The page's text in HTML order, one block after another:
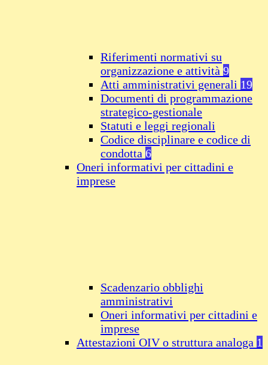
Riferimenti normativi su
organizzazione e attività 9
Atti amministrativi generali 19
Documenti di programmazione
strategico-gestionale
Statuti e leggi regionali
Codice disciplinare e codice di
condotta 6
Oneri informativi per cittadini e
imprese
Scadenzario obblighi
amministrativi
Oneri informativi per cittadini e
imprese
Attestazioni OIV o struttura analoga 1